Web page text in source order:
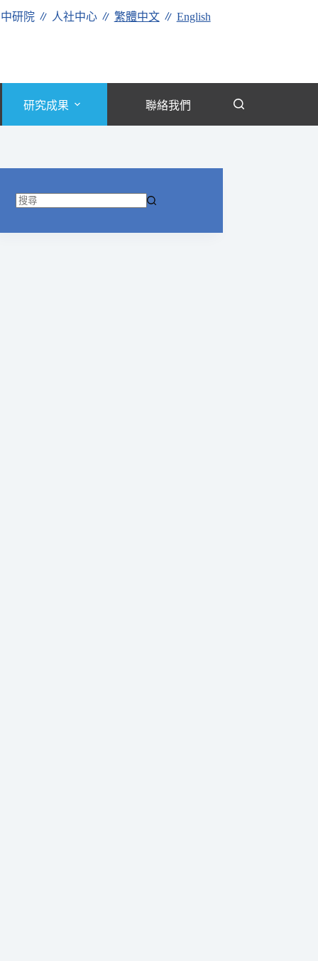
中研院∥ 人社中心∥ 繁體中文∥ English
研究成果 聯絡我們
不